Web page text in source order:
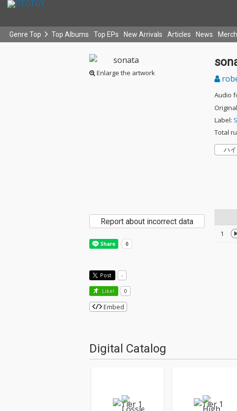
Genre Top Top Albums Top EPs New Arrivals Articles News Merch
Enlarge the artwork
Audio
Label:
Total
ハ
1
Report about incorrect data
Post -
Like! 0
Embed
Digital Catalog